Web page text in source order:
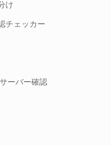
け
チェッカー
ーバー確認